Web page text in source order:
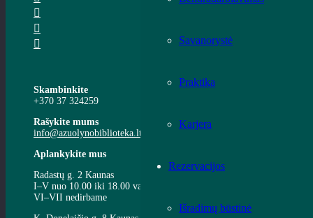
Savanorystė
Praktika
Karjera
Rezervacijos
Išradimų būstinė
Skambinkite
+370 37 324259
Rašykite mums
info@azuolynobiblioteka.lt
Aplankykite mus
Radastų g. 2 Kaunas
I–V nuo 10.00 iki 18.00 val.
VI–VII nedirbame